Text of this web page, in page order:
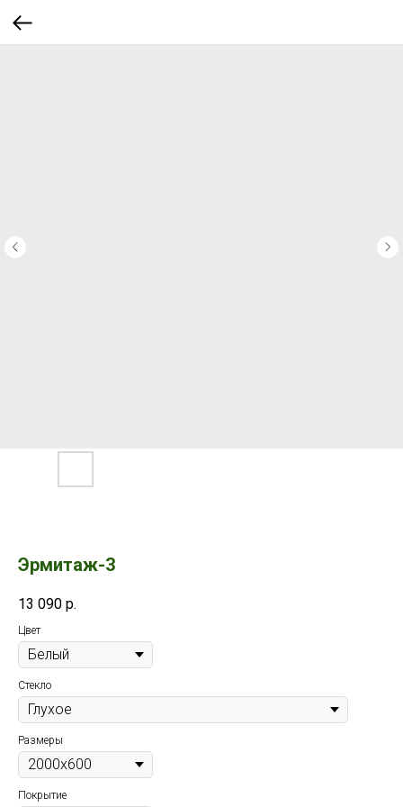
Эрмитаж-3
13 090 р.
Цвет
Стекло
Размеры
Покрытие